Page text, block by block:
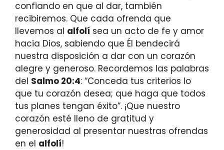
confiando en que al dar, también
recibiremos. Que cada ofrenda que
llevemos al alfolí sea un acto de fe y amor
hacia Dios, sabiendo que Él bendecirá
nuestra disposición a dar con un corazón
alegre y generoso. Recordemos las palabras
del Salmo 20:4: “Conceda tus criterios lo
que tu corazón desea; que haga que todos
tus planes tengan éxito”. ¡Que nuestro
corazón esté lleno de gratitud y
generosidad al presentar nuestras ofrendas
en el alfolí!